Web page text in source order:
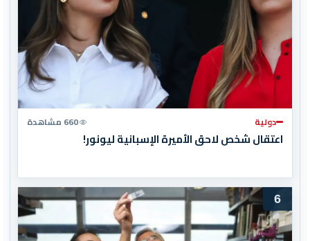
دولية 660 مشاهدة
اعتقال شخص لاحق الأميرة الإسبانية ليونور!
6